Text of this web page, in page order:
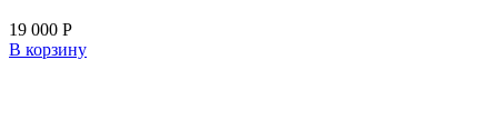
19 000 Р
В корзину